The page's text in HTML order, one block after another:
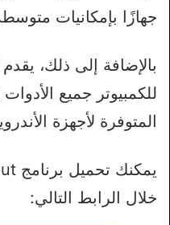
جهازًا بإمكانيات
للكمبيوتر جميع
المتوفرة لأجهزة
خلال الرابط التالي: